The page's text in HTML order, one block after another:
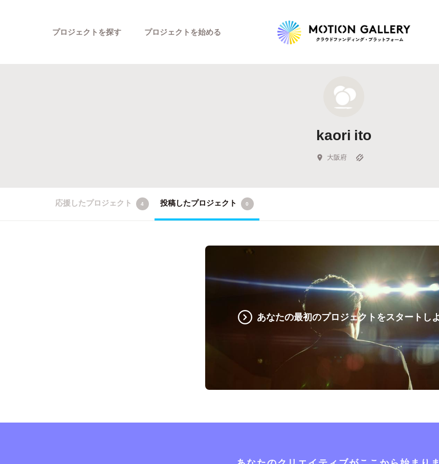
プロジェクトを探す
新着プロジェクト
Feature
キュレーターから探す
プロジェクトを始める
kaori ito
大阪府
応援したプロジェクト 4 投稿したプロジェクト 0
あなたの最初のプロジェクトをスタートし